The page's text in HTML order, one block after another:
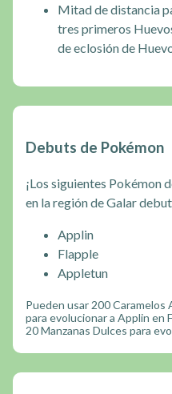
Mitad de distancia
tres primeros
de eclosión de
Debuts de Pokémon
¡Los siguientes Pokémon
en la región de Galar
Applin
Flapple
Appletun
Pueden usar 200 Caramelos
para evolucionar a Applin en
20 Manzanas Dulces para